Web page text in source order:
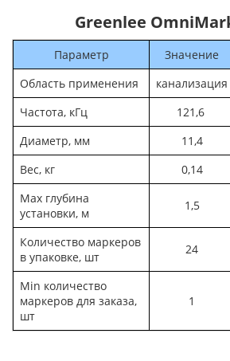
Greenlee
Параметр
Значение
Область применения
канализация
Частота, кГц
121,6
Диаметр, мм
11,4
Вес, кг
0,14
Мах глубина
установки, м
1,5
Количество маркеров
в упаковке, шт
24
Мin количество
маркеров для заказа,
шт
1